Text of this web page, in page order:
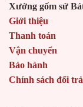
Xưởng gốm sứ
Giới thiệu
Thanh toán
Vận chuyển
Bảo hành
Chính sách đổi